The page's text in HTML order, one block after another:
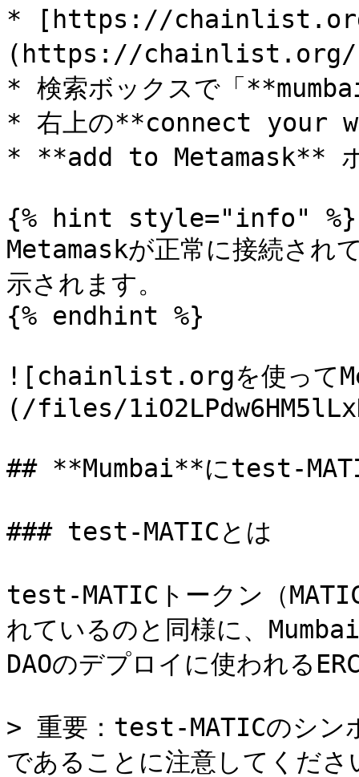
* [https://chainlist.org/
(https://chainlist.org/)
* 検索ボックスで「
* 右上の**connect your
* **add to Metamask** ボ
{% hint style="info" %}
Metamaskが正常に接続され
示されます。
{% endhint %}
![chainlist.orgを使って
(/files/
## **Mumbai**にtest-
### test-MATICとは
test-MATICトークン（
れているのと同様に、
DAOのデプロイに使われる
> 重要：test-MATICのシン
であることに注意してくださ